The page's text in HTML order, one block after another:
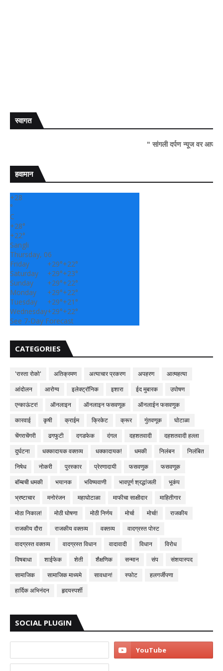
स्वागत
" सांगली दर्पण न्यूज वर आपल्या सर्वांचे
हवामान
+28
°
C
+28°
+22°
Sangli
Thursday, 06
Friday
+29°+22°
Saturday
+29°+23°
Sunday
+29°+22°
Monday
+29°+22°
Tuesday
+29°+21°
Wednesday+29°+22°
See 7-Day Forecast
CATEGORIES
'रास्ता रोको' अतिक्रमण अत्याचार प्रकरण अपहरण
आत्महत्या
आंदोलन
आरोग्य इलेक्ट्रॉनिक इशारा ईद मुबारक
उपोषण
एन्काऊंटर!
ऑनलाइन ऑनलाइन फसवणूक
ऑनलाईन फसवणुक
कारवाई
कृषी क्राईम क्रिकेट क्रूर गुंतवणूक
घोटाळा
चेंगराचेंगरी
ढगफुटी दगडफेक दंगल दहशतवादी
दहशतवादी हल्ला
दुर्घटना
धक्कादायक वक्तव्य धक्कादायक! धमकी निलंबन
निलंबित
निषेध
नोकरी पुरस्कार प्रेरणादायी फसवणुक
फसवणूक
बॉम्बची धमकी
भयानक भविष्यवाणी भावपूर्ण श्रद्धांजली
भूकंप
भ्रष्टाचार
मनोरंजन महाघोटाळा माफीचा साक्षीदार
माहितीगार
मोठा निकाल!
मोठी घोषणा मोठी निर्णय मोर्चा मोर्चा!
राजकीय
राजकीय दौरा
राजकीय वक्तव्य वक्तव्य
वादग्रस्त पोस्ट
वादग्रस्त वक्तव्य
वादग्रस्त विधान वादावादी विधान
विरोध
विषबाधा
शाईफेक शेती शैक्षणिक सन्मान संप
संशयास्पद
सामाजिक
सामाजिक माध्यमे सावधान! स्फोट
हलगर्जीपणा
हार्दिक अभिनंदन
हृदयस्पर्शी
SOCIAL PLUGIN